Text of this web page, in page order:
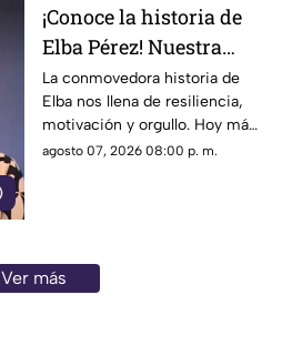
¡Conoce la historia de
Elba Pérez! Nuestra
nueva Reina en el foro
de 'Cada mañana'
La conmovedora historia de
Elba nos llena de resiliencia,
motivación y orgullo. Hoy más
que nunca brilla tanto por
agosto 07, 2026 08:00 p. m.
Ver más